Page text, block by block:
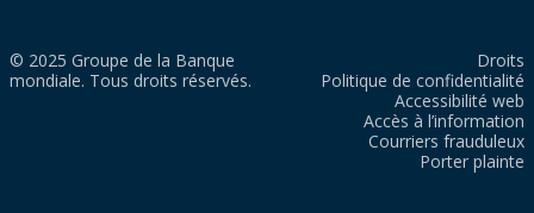
© 2025 Groupe de la Banque
mondiale. Tous droits réservés.
Droits
Politique de confidentialité
Accessibilité web
Accès à l’information
Courriers frauduleux
Porter plainte